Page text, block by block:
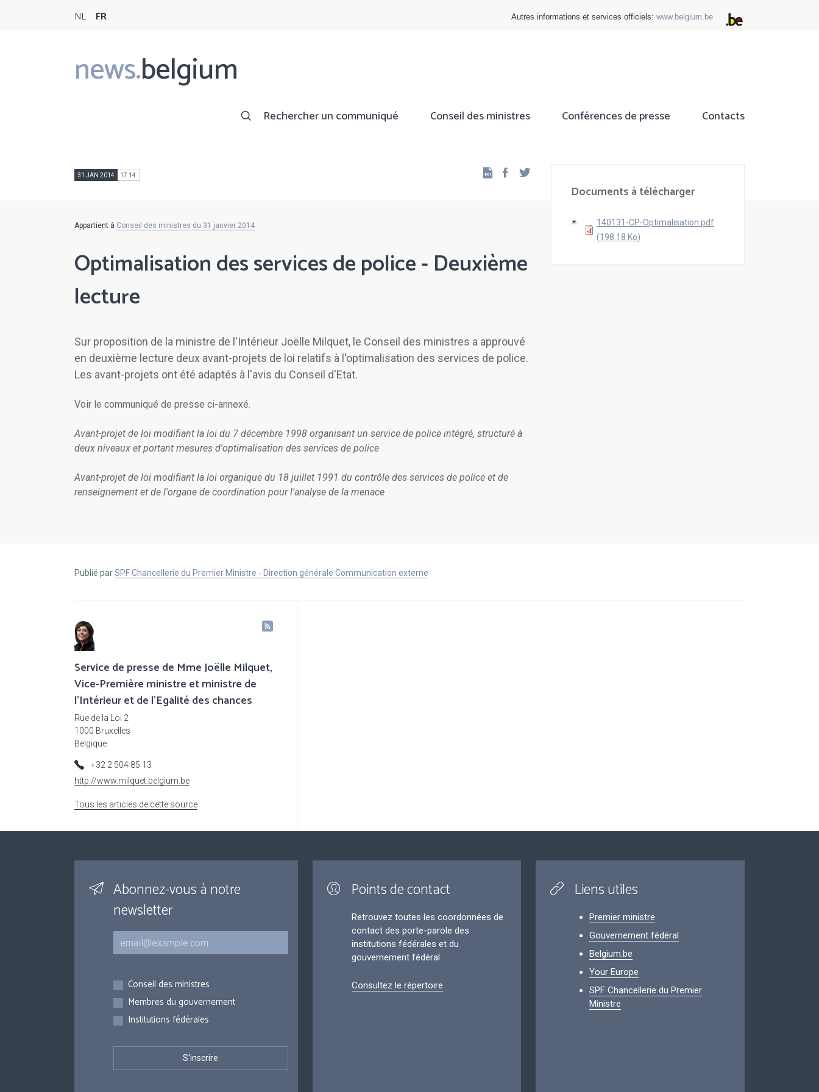
NL FR Autres informations et services officiels: www.belgium.be
news.belgium
Main
navigation
Rechercher un communiqué Conseil des ministres Conférences de presse Contacts
31 JAN 2014 17:14 Facebook
Appartient à Conseil des ministres du 31 janvier 2014
Optimalisation des services de police - Deuxième
lecture
Sur proposition de la ministre de l'Intérieur Joëlle Milquet, le Conseil des ministres a approuvé
en deuxième lecture deux avant-projets de loi relatifs à l'optimalisation des services de police.
Les avant-projets ont été adaptés à l'avis du Conseil d'Etat.
Voir le communiqué de presse ci-annexé.
Avant-projet de loi modifiant la loi du 7 décembre 1998 organisant un service de police intégré, structuré à
deux niveaux et portant mesures d'optimalisation des services de police
Avant-projet de loi modifiant la loi organique du 18 juillet 1991 du contrôle des services de police et de
renseignement et de l'organe de coordination pour l'analyse de la menace
Documents à télécharger
140131-CP-Optimalisation.pdf
(198.18 Ko)
Publié parSPF Chancellerie du Premier Ministre - Direction générale Communication externe
Service de presse de Mme Joëlle Milquet,
Vice-Première ministre et ministre de
l'Intérieur et de l'Egalité des chances
Rue de la Loi 2
1000 Bruxelles
Belgique
+32 2 504 85 13
http://www.milquet.belgium.be
Tous les articles de cette source
Abonnez-vous à notre
newsletter
Courriel
Inscriptions
Conseil des ministres
Membres du gouvernement
Institutions fédérales
Points de contact
Retrouvez toutes les coordonnées de
contact des porte-parole des
institutions fédérales et du
gouvernement fédéral.
Consultez le répertoire
Liens utiles
Premier ministre
Gouvernement fédéral
Belgium.be
Your Europe
SPF Chancellerie du Premier
Ministre